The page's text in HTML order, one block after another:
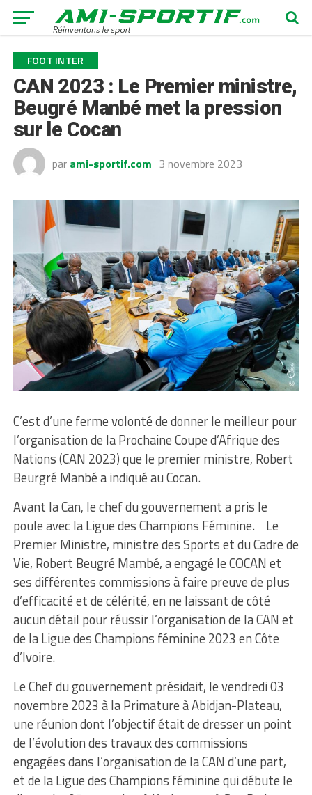
FOOT INTER
CAN 2023 : Le Premier ministre,
Beugré Manbé met la pression
sur le Cocan
par ami-sportif.com 3 novembre 2023
C’est d’une ferme volonté de donner le meilleur pour
l’organisation de la Prochaine Coupe d’Afrique des
Nations (CAN 2023) que le premier ministre, Robert
Beurgré Manbé a indiqué au Cocan.
Avant la Can, le chef du gouvernement a pris le
poule avec la Ligue des Champions Féminine. Le
Premier Ministre, ministre des Sports et du Cadre de
Vie, Robert Beugré Mambé, a engagé le COCAN et
ses différentes commissions à faire preuve de plus
d’efficacité et de célérité, en ne laissant de côté
aucun détail pour réussir l’organisation de la CAN et
de la Ligue des Champions féminine 2023 en Côte
d’Ivoire.
Le Chef du gouvernement présidait, le vendredi 03
novembre 2023 à la Primature à Abidjan-Plateau,
une réunion dont l’objectif était de dresser un point
de l’évolution des travaux des commissions
engagées dans l’organisation de la CAN d’une part,
et de la Ligue des Champions féminine qui débute le